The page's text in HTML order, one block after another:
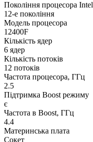
Покоління процесора Intel
12-е покоління
Модель процесора
12400F
Кількість ядер
6 ядер
Кількість потоків
12 потоків
Частота процесора, ГГц
2.5
Підтримка Boost режиму
є
Частота в Boost, ГГц
4.4
Материнська плата
Сокет